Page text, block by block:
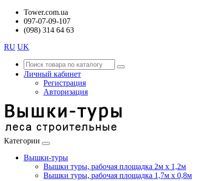
Tower.com.ua
097-07-09-107
(098) 314 64 63
RU UK
Личный кабинет
Регистрация
Авторизация
Категории
Вышки-туры
Вышки туры, рабочая площадка 2м х 1,2м
Вышки туры, рабочая площадка 1,7м х 0,8м